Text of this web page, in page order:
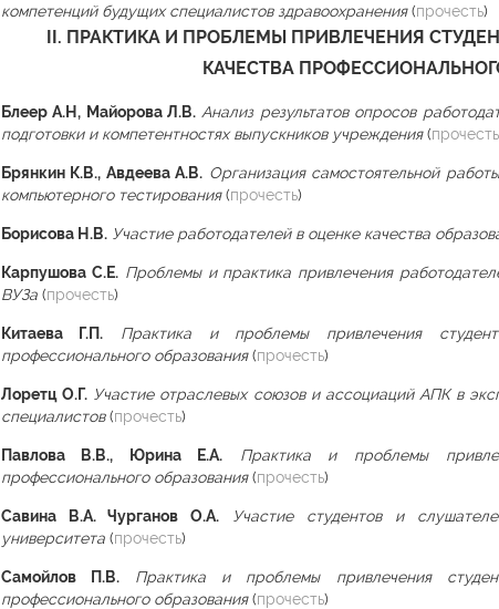
компетенций будущих специалистов здравоохранения(прочесть)
II. ПРАКТИКА И ПРОБЛЕМЫ ПРИВЛЕЧЕНИЯ
КАЧЕСТВА
Блеер А.Н, Майорова Л.В. Анализ результатов опросов
подготовки и компетентностях выпускников учреждения(прочесть
Брянкин К.В., Авдеева А.В. Организация самостоятельной
компьютерного тестирования(прочесть)
Борисова Н.В. Участие работодателей в оценке качества
Карпушова С.Е. Проблемы и практика привлечения
ВУЗа (прочесть)
Китаева Г.П.
Практика и проблемы привлечения
профессионального образования(прочесть)
Лоретц О.Г. Участие отраслевых союзов и ассоциаций АПК в
специалистов(прочесть)
Павлова В.В., Юрина Е.А.
Практика и проблемы
профессионального образования(прочесть)
Савина В.А. Чурганов О.А.
Участие студентов и
университета (прочесть)
Самойлов П.В.
Практика и проблемы привлечения
профессионального образования(прочесть)